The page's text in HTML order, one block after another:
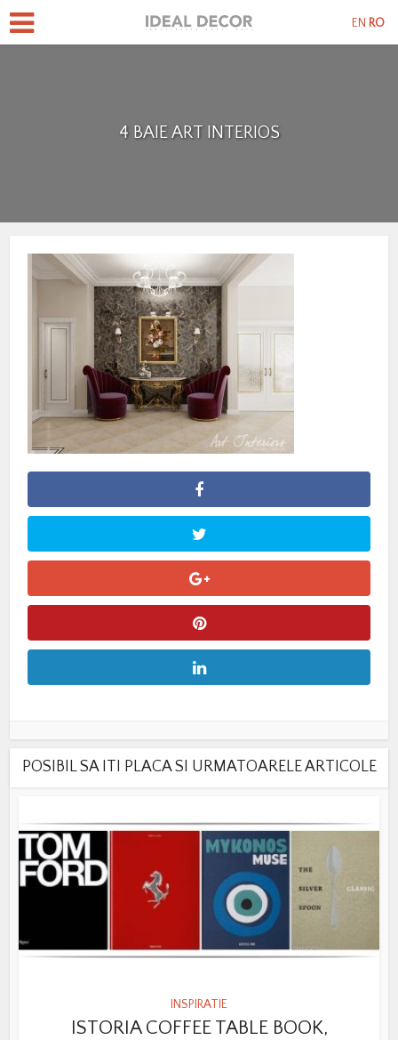
4 BAIE ART INTERIOS
POSIBIL SA ITI PLACA SI URMATOARELE ARTICOLE
INSPIRATIE
ISTORIA COFFEE TABLE BOOK,
EN RO